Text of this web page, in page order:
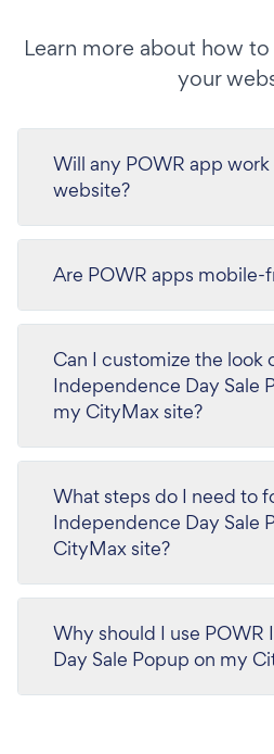
Learn more about how
your
Will any POWR app
website?
Are POWR apps mobile-
Can I customize the look
Independence Day Sale
my CityMax site?
What steps do I need to
Independence Day Sale
CityMax site?
Why should I use
Day Sale Popup on my